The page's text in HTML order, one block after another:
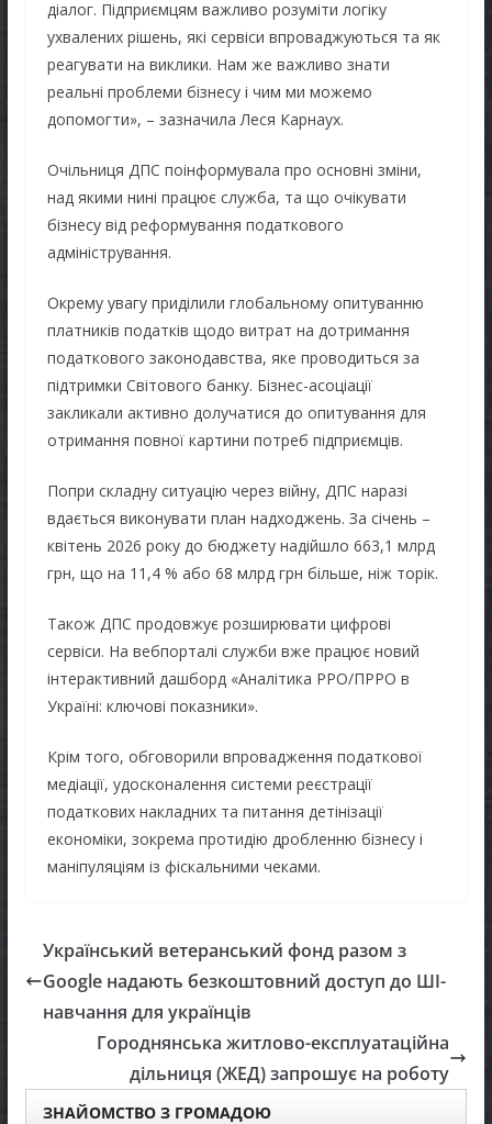
діалог. Підприємцям важливо розуміти логіку
ухвалених рішень, які сервіси впроваджуються та як
реагувати на виклики. Нам же важливо знати
реальні проблеми бізнесу і чим ми можемо
допомогти», – зазначила Леся Карнаух.
Очільниця ДПС поінформувала про основні зміни,
над якими нині працює служба, та що очікувати
бізнесу від реформування податкового
адміністрування.
Окрему увагу приділили глобальному опитуванню
платників податків щодо витрат на дотримання
податкового законодавства, яке проводиться за
підтримки Світового банку. Бізнес-асоціації
закликали активно долучатися до опитування для
отримання повної картини потреб підприємців.
Попри складну ситуацію через війну, ДПС наразі
вдається виконувати план надходжень. За січень –
квітень 2026 року до бюджету надійшло 663,1 млрд
грн, що на 11,4 % або 68 млрд грн більше, ніж торік.
Також ДПС продовжує розширювати цифрові
сервіси. На вебпорталі служби вже працює новий
інтерактивний дашборд «Аналітика РРО/ПРРО в
Україні: ключові показники».
Крім того, обговорили впровадження податкової
медіації, удосконалення системи реєстрації
податкових накладних та питання детінізації
економіки, зокрема протидію дробленню бізнесу і
маніпуляціям із фіскальними чеками.
Український ветеранський фонд разом з
Google надають безкоштовний доступ до ШІ-
навчання для українців
Городнянська житлово-експлуатаційна
дільниця (ЖЕД) запрошує на роботу
ЗНАЙОМСТВО З ГРОМАДОЮ